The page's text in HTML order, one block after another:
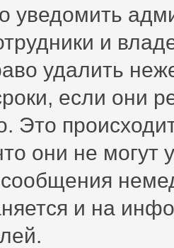
уведомить
и
удалить
если они
Это
они не могут
и на